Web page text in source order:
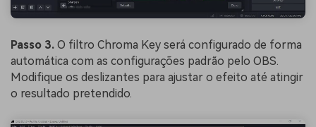
Passo 3. O filtro Chroma Key será configurado de forma
automática com as configurações padrão pelo OBS.
Modifique os deslizantes para ajustar o efeito até atingir
o resultado pretendido.